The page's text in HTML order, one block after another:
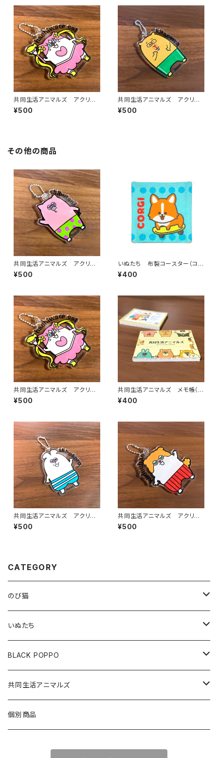
共同生活アニマルズ アクリル
ボールチェーン（ハチワレキャッ
ト）
¥500
共同生活アニマルズ アクリル
ボールチェーン（北川）
¥500
その他の商品
共同生活アニマルズ アクリル
ボールチェーン（渋谷）
¥500
いぬたち 布製コースター（コー
ギー）
¥400
共同生活アニマルズ アクリル
ボールチェーン（ハチワレキャッ
ト）
¥500
共同生活アニマルズ メモ帳（ク
ラフト）
¥400
共同生活アニマルズ アクリル
ボールチェーン（シロコロホルモ
ン）
¥500
共同生活アニマルズ アクリル
ボールチェーン（かどちゃん）
¥500
CATEGORY
のび猫
布製コースター
ハチワレ
みけねこ
アクリルクリップスタンド
アクリルクリップ
アクリルボールチェーン
いぬたち
布製コースター
アクリルボールチェーン
ポストカード
BLACK POPPO
ポストカード
A5クリアファイル
共同生活アニマルズ
クッションキーホルダー
個別商品